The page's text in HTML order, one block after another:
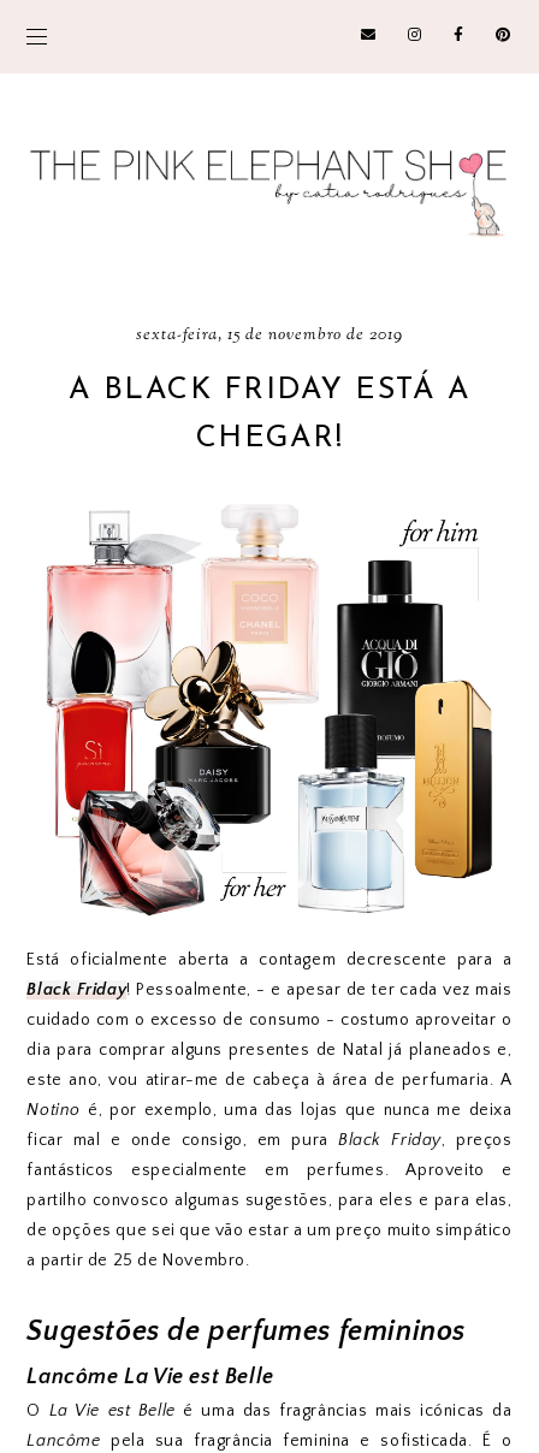
sexta-feira, 15 de novembro de 2019
A BLACK FRIDAY ESTÁ A
CHEGAR!
Está oficialmente aberta a contagem decrescente para a
Black Friday! Pessoalmente, - e apesar de ter cada vez mais
cuidado com o excesso de consumo - costumo aproveitar o
dia para comprar alguns presentes de Natal já planeados e,
este ano, vou atirar-me de cabeça à área de perfumaria. A
Notino é, por exemplo, uma das lojas que nunca me deixa
ficar mal e onde consigo, em puraBlack Friday, preços
fantásticos especialmente em perfumes. Aproveito e
partilho convosco algumas sugestões, para eles e para elas,
de opções que sei que vão estar a um preço muito simpático
a partir de 25 de Novembro.
Sugestões de perfumes femininos
Lancôme La Vie est Belle
O La Vie est Belle é uma das fragrâncias mais icónicas da
Lancôme pela sua fragrância feminina e sofisticada. É o